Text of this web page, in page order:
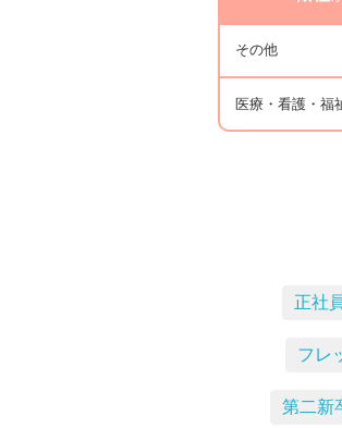
その他
医療・看護・福
正社
フレ
第二新